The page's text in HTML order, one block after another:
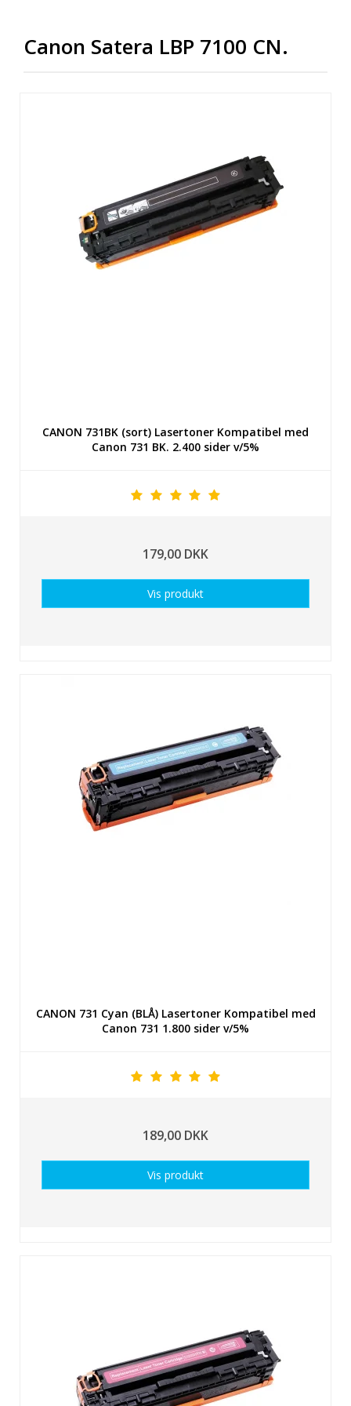
Canon Satera LBP 7100 CN.
CANON 731BK (sort) Lasertoner Kompatibel med
Canon 731 BK. 2.400 sider v/5%
179,00 DKK
Vis produkt
CANON 731 Cyan (BLÅ) Lasertoner Kompatibel med
Canon 731 1.800 sider v/5%
189,00 DKK
Vis produkt